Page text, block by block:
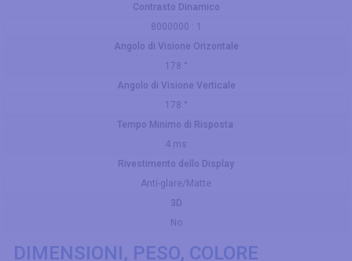
Contrasto Dinamico
8000000 : 1
Angolo di Visione Orizontale
178 °
Angolo di Visione Verticale
178 °
Tempo Minimo di Risposta
4 ms
Rivestimento dello Display
Anti-glare/Matte
3D
No
DIMENSIONI, PESO, COLORE